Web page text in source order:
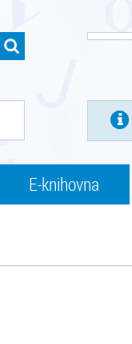
E-knihovna